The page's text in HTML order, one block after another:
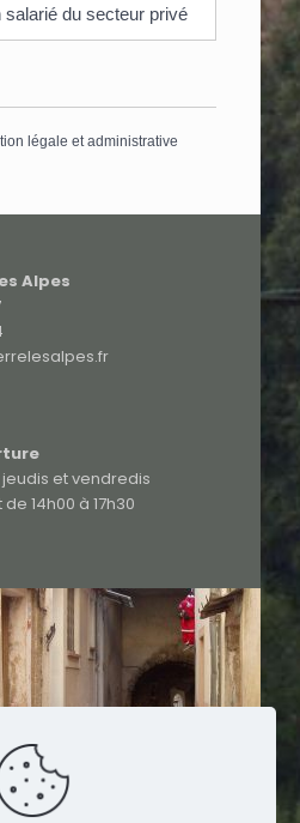
salarié du secteur privé
légale et administrative
Alpes
jeudis et vendredis
14h00 à 17h30